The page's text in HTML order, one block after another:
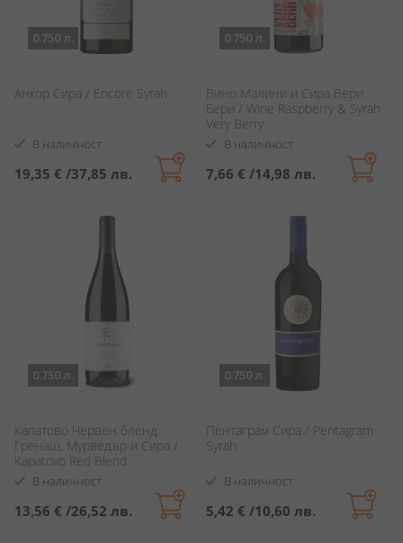
0.750 л.
Анкор Сира / Encore Syrah
В наличност
19,35 € /37,85 лв.
0.750 л.
Вино Малини и Сира Вери
Бери / Wine Raspberry & Syrah
Very Berry
В наличност
7,66 € /14,98 лв.
0.750 л.
Капатово Червен бленд
Гренаш, Мурведър и Сира /
Kapatovo Red Blend
В наличност
13,56 € /26,52 лв.
0.750 л.
Пентаграм Сира / Pentagram
Syrah
В наличност
5,42 € /10,60 лв.